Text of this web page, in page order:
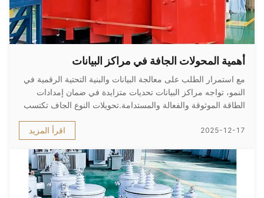
أهمية المحولات الجافة في مراكز البيانات
مع استمرار الطلب على معالجة البيانات والبنية التحتية الرقمية في
النمو، تواجه مراكز البيانات تحديات متزايدة في ضمان إمدادات
الطاقة الموثوقة والفعالة والمستدامة.تحويلات النوع الجاف تكتسب
المحولات التقليدية المغمورة بالزيتعلى وجه الخصوص، أدائها ف...
2025-12-17 اقرأ المزيد